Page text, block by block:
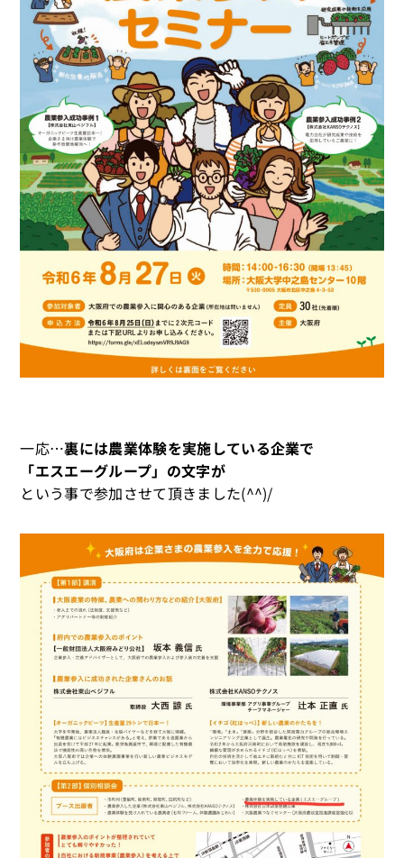
一応…裏には農業体験を実施している企業で
「エスエーグループ」の文字が
という事で参加させて頂きました(^^)/